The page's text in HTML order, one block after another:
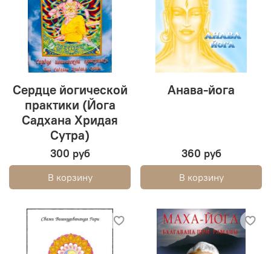
Сердце йогической
практики (Йога
Садхана Хридая
Сутра)
300 руб
В корзину
Анава-йога
360 руб
В корзину